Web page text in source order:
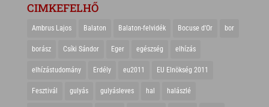
CIMKEFELHŐ
Ambrus Lajos Balaton Balaton-felvidék Bocuse d'Or bor
borász Csíki Sándor Eger egészség elhízás
elhízástudomány Erdély eu2011 EU Elnökség 2011
Fesztivál gulyás gulyásleves hal halászlé